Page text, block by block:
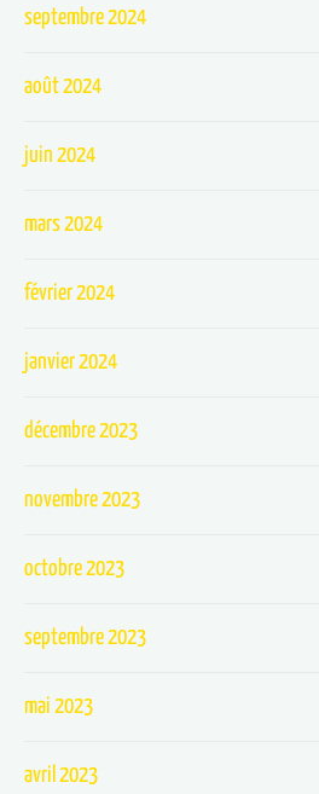
septembre 2024
août 2024
juin 2024
mars 2024
février 2024
janvier 2024
décembre 2023
novembre 2023
octobre 2023
septembre 2023
mai 2023
avril 2023